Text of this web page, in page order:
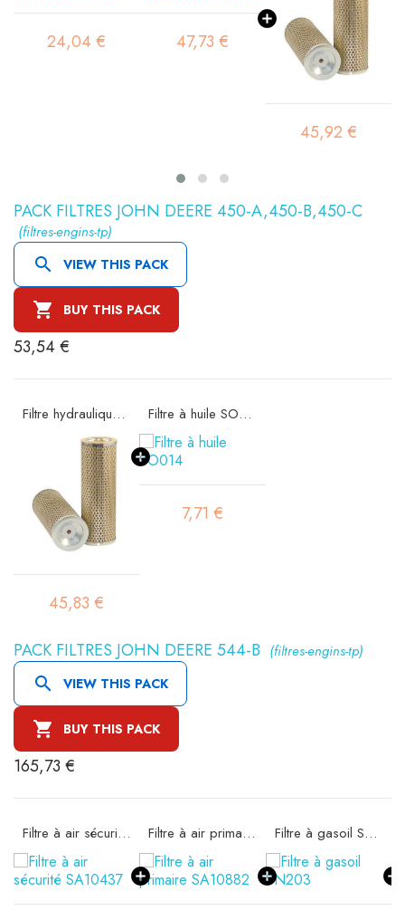
47,73 € 44,51 €
PACK FILTRES JOHN DEERE 450-A,450-B,450-C
(filtres-engins-tp)
 VIEW THIS PACK
 BUY THIS PACK
53,54 €
Filtre hydraulique SH56065
45,83 €
Filtre à huile SO014
7,71 €
PACK FILTRES JOHN DEERE 544-B (filtres-engins-tp)
 VIEW THIS PACK
 BUY THIS PACK
165,73 €
Filtre à air sécurité SA10437 Filtre à air primaire SA10882 Filtre à gasoil SN203